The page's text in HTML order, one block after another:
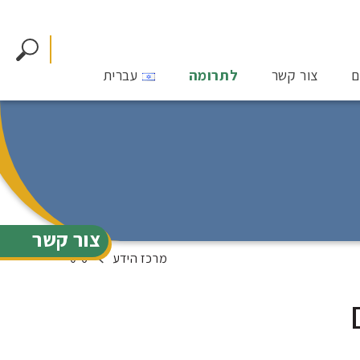
צור קשר
צור קשר לתרומה עברית
מרכז הידע 0-6